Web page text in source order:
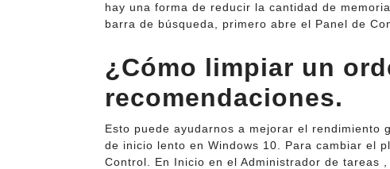
hay una forma de reducir la cantidad de
barra de búsqueda, primero abre el Panel de
¿Cómo limpiar un
recomendaciones.
Esto puede ayudarnos a mejorar el rendimiento
de inicio lento en Windows 10. Para cambiar el
Control. En Inicio en el Administrador de tareas